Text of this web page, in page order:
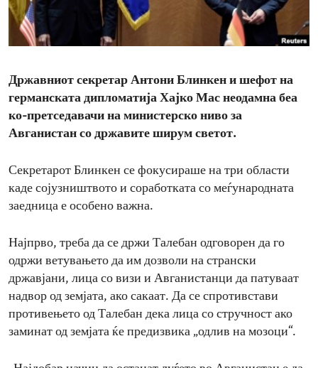
ENVIRONMENT AND HEALTH
IDEALS AND INSTITUTIONS
Државниот секретар Антони Блинкен и шефот на
германската дипломатија Хајко Мас неодамна беа
ко-претседавачи на министерско ниво за
Авганистан со државите ширум светот.
Секретарот Блинкен се фокусираше на три области
каде сојузништвото и соработката со меѓународната
заедница е особено важна.
Најпрво, треба да се држи Талебан одговорен да го
одржи ветувањето да им дозволи на странски
државјани, лица со визи и Авганистанци да патуваат
надвор од земјата, ако сакаат. Да се спротивстави
противењето од Талебан дека лица со стручност ако
заминат од земјата ќе предизвика „одлив на мозоци“.